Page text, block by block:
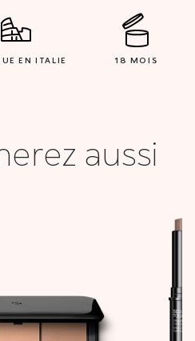
EN ITALIE 18 MOIS
aussi